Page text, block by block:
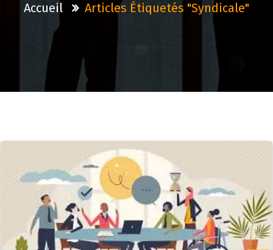
Accueil Articles Étiquetés "syndicale"